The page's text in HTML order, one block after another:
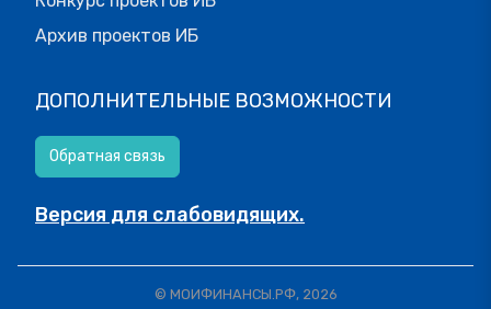
Архив проектов ИБ
ДОПОЛНИТЕЛЬНЫЕ ВОЗМОЖНОСТИ
Обратная связь
Версия для слабовидящих.
© МОИФИНАНСЫ.РФ, 2026